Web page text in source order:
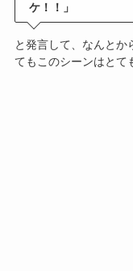
ケ！！」
と発言して、なんとか
てもこのシーンはとて